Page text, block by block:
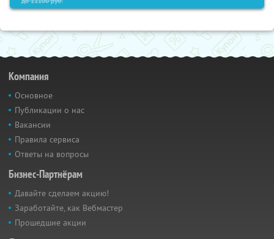
Компания
Основное
Публикации о нас
Вакансии
Правила сервиса
Ответы на вопросы
Бизнес-Партнёрам
Давайте сделаем акцию!
Заработайте, как Вебмастер
Прошедшие акции